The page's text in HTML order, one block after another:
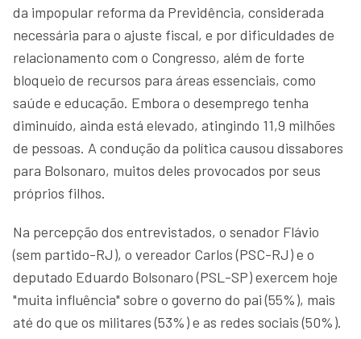
da impopular reforma da Previdência, considerada
necessária para o ajuste fiscal, e por dificuldades de
relacionamento com o Congresso, além de forte
bloqueio de recursos para áreas essenciais, como
saúde e educação. Embora o desemprego tenha
diminuído, ainda está elevado, atingindo 11,9 milhões
de pessoas. A condução da política causou dissabores
para Bolsonaro, muitos deles provocados por seus
próprios filhos.
Na percepção dos entrevistados, o senador Flávio
(sem partido-RJ), o vereador Carlos (PSC-RJ) e o
deputado Eduardo Bolsonaro (PSL-SP) exercem hoje
"muita influência" sobre o governo do pai (55%), mais
até do que os militares (53%) e as redes sociais (50%).